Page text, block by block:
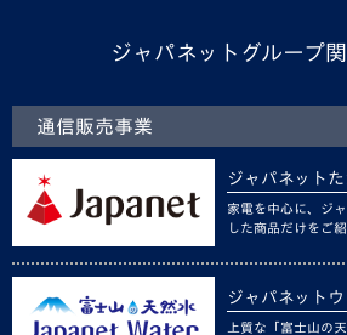
ジャパネットグループ
通信販売事業
ジャパネット
家電を中心に、ジ
した商品だけをご紹
ジャパネット
上質な「富士山の